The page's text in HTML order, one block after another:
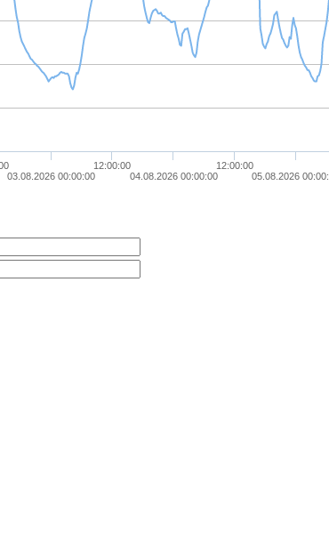
03.08.2026 00:00:00
12:00:00
04.08.2026 00:00:00
12:00:00
05.08.2026